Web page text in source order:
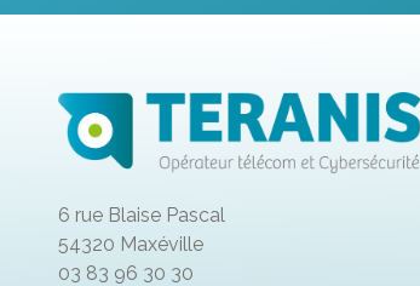
6 rue Blaise Pascal
54320 Maxéville
03 83 96 30 30